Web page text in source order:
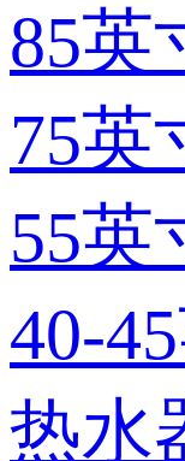
85英
75英
55英
40-
热水